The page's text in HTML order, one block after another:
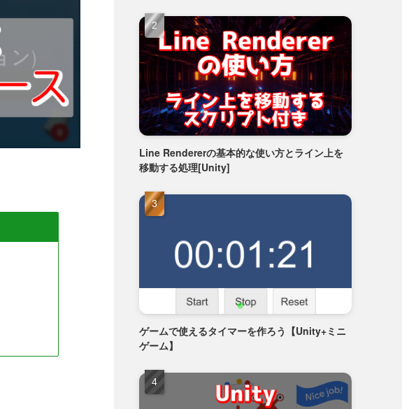
Line Rendererの基本的な使い方とライン上を
移動する処理[Unity]
ゲームで使えるタイマーを作ろう【Unity+ミニ
ゲーム】